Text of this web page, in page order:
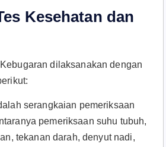
Kesehatan dan
dilaksanakan dengan
serangkaian pemeriksaan
pemeriksaan suhu tubuh,
tekanan darah, denyut nadi,